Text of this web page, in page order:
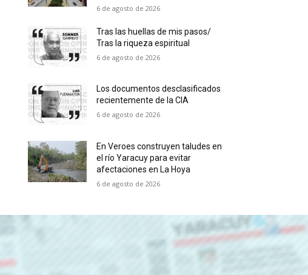
6 de agosto de 2026
Tras las huellas de mis pasos/
Tras la riqueza espiritual
6 de agosto de 2026
Los documentos desclasificados
recientemente de la CIA
6 de agosto de 2026
En Veroes construyen taludes en
el río Yaracuy para evitar
afectaciones en La Hoya
6 de agosto de 2026